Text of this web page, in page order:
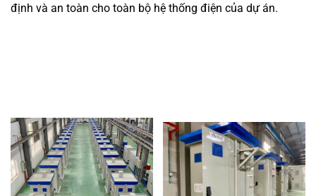
định và an toàn cho toàn bộ hệ thống điện của dự án.